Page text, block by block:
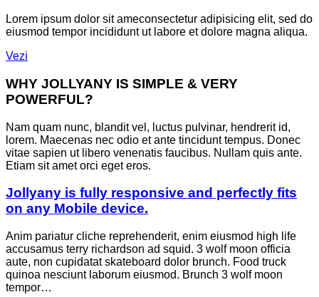
Lorem ipsum dolor sit ameconsectetur adipisicing elit, sed do
eiusmod tempor incididunt ut labore et dolore magna aliqua.
Vezi
WHY JOLLYANY IS SIMPLE & VERY
POWERFUL?
Nam quam nunc, blandit vel, luctus pulvinar, hendrerit id,
lorem. Maecenas nec odio et ante tincidunt tempus. Donec
vitae sapien ut libero venenatis faucibus. Nullam quis ante.
Etiam sit amet orci eget eros.
Jollyany is fully responsive and perfectly fits
on any Mobile device.
Anim pariatur cliche reprehenderit, enim eiusmod high life
accusamus terry richardson ad squid. 3 wolf moon officia
aute, non cupidatat skateboard dolor brunch. Food truck
quinoa nesciunt laborum eiusmod. Brunch 3 wolf moon
tempor…